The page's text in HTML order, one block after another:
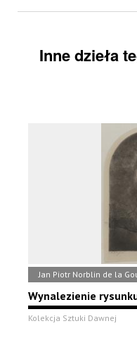
Inne dzieła
Jan Piotr Norblin de la
Wynalezienie
Kolekcja Sztuki Dawnej